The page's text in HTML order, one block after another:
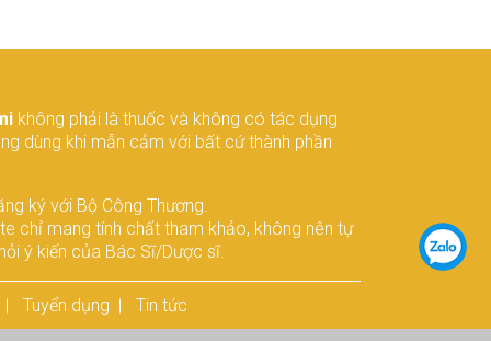
không phải là thuốc và không có tác dụng
dùng khi mẫn cảm với bất cứ thành phần
ký với Bộ Công Thương.
chỉ mang tính chất tham khảo, không nên tự
ý kiến của Bác Sĩ/Dược sĩ.
Tuyển dụng Tin tức